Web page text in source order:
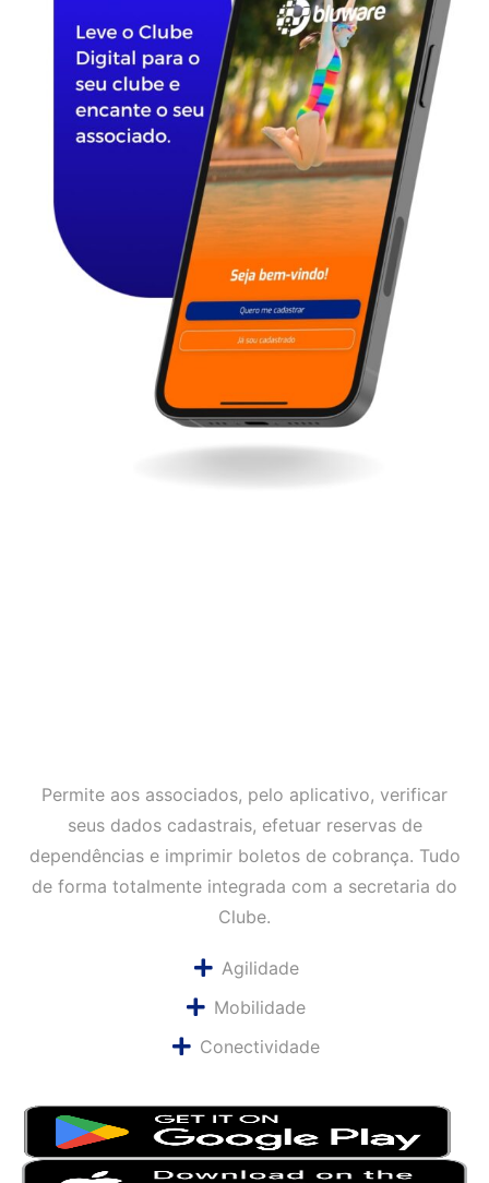
Permite aos associados, pelo aplicativo, verificar
seus dados cadastrais, efetuar reservas de
dependências e imprimir boletos de cobrança. Tudo
de forma totalmente integrada com a secretaria do
Clube.
Agilidade
Mobilidade
Conectividade